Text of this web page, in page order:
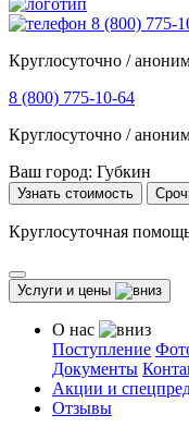
8 (800) 775-
Круглосуточно /
8 (800) 775-10-64
Круглосуточно /
Ваш город: Губкин
Узнать стоимость
Круглосуточная
Услуги и цены
О нас
Поступление
Документы
Акции и
Отзывы